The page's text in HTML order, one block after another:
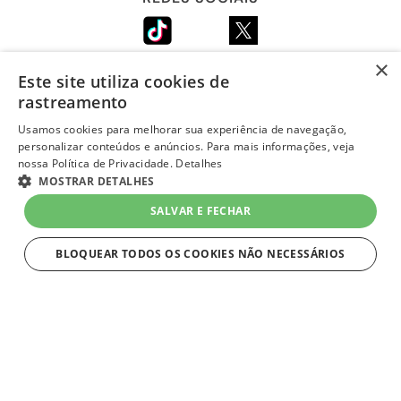
R$ 979,90 no Pix -6%
ou R$ 1.039,90 em
R$ 103,99 sem juros
no Cartão Quero-Quero
+
-
1Unidade=R$ 1.039,90
LOJA SEGURA
×
Este site utiliza cookies de
rastreamento
Usamos cookies para melhorar sua experiência de navegação,
personalizar conteúdos e anúncios. Para mais informações, veja
nossa Política de Privacidade. Detalhes
MOSTRAR DETALHES
SALVAR E FECHAR
BLOQUEAR TODOS OS COOKIES NÃO NECESSÁRIOS